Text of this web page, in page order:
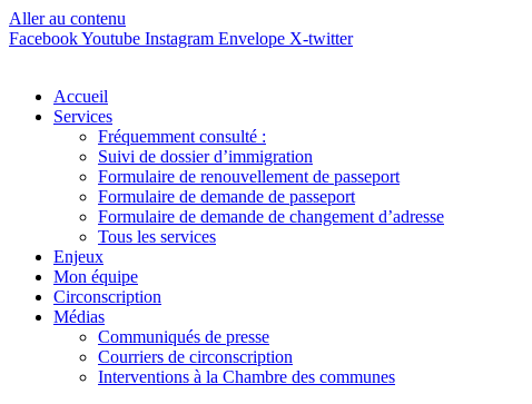
Aller au contenu
FacebookYoutube Instagram Envelope X-twitter
Accueil
Services
Fréquemment consulté :
Suivi de dossier d’immigration
Formulaire de renouvellement de passeport
Formulaire de demande de passeport
Formulaire de demande de changement d’adresse
Tous les services
Enjeux
Mon équipe
Circonscription
Médias
Communiqués de presse
Courriers de circonscription
Interventions à la Chambre des communes